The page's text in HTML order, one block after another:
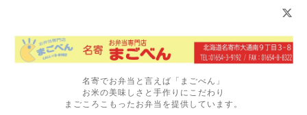
名寄でお弁当と言えば「まごべん」
お米の美味しさと手作りにこだわり
まごころこもったお弁当を提供しています。